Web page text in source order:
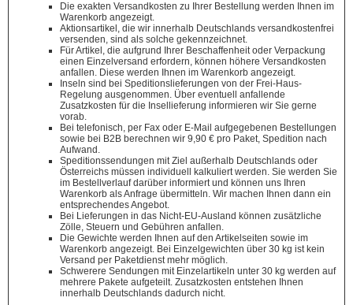
Die exakten Versandkosten zu Ihrer Bestellung werden Ihnen im
Warenkorb angezeigt.
Aktionsartikel, die wir innerhalb Deutschlands versandkostenfrei
versenden, sind als solche gekennzeichnet.
Für Artikel, die aufgrund Ihrer Beschaffenheit oder Verpackung
einen Einzelversand erfordern, können höhere Versandkosten
anfallen. Diese werden Ihnen im Warenkorb angezeigt.
Inseln sind bei Speditionslieferungen von der Frei-Haus-
Regelung ausgenommen. Über eventuell anfallende
Zusatzkosten für die Insellieferung informieren wir Sie gerne
vorab.
Bei telefonisch, per Fax oder E-Mail aufgegebenen Bestellungen
sowie bei B2B berechnen wir 9,90 € pro Paket, Spedition nach
Aufwand.
Speditionssendungen mit Ziel außerhalb Deutschlands oder
Österreichs müssen individuell kalkuliert werden. Sie werden Sie
im Bestellverlauf darüber informiert und können uns Ihren
Warenkorb als Anfrage übermitteln. Wir machen Ihnen dann ein
entsprechendes Angebot.
Bei Lieferungen in das Nicht-EU-Ausland können zusätzliche
Zölle, Steuern und Gebühren anfallen.
Die Gewichte werden Ihnen auf den Artikelseiten sowie im
Warenkorb angezeigt. Bei Einzelgewichten über 30 kg ist kein
Versand per Paketdienst mehr möglich.
Schwerere Sendungen mit Einzelartikeln unter 30 kg werden auf
mehrere Pakete aufgeteilt. Zusatzkosten entstehen Ihnen
innerhalb Deutschlands dadurch nicht.